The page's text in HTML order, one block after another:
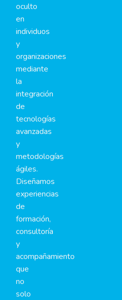
oculto
en
individuos
y
organizaciones
mediante
la
integración
de
tecnologías
avanzadas
y
metodologías
ágiles.
Diseñamos
experiencias
de
formación,
consultoría
y
acompañamiento
que
no
solo